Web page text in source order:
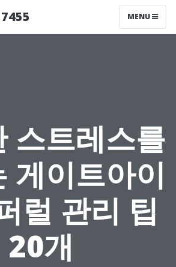
MENU
스트레스를
게이트아이
럴 관리 팁
20개